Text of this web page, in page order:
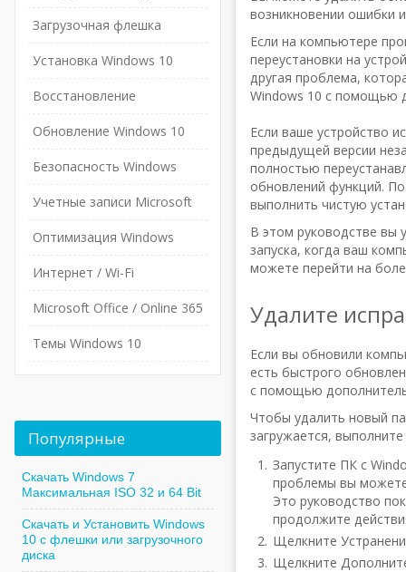
возникновении ошибки
Если на компьютере
переустановки на
другая проблема,
Windows 10 с помощью
Если ваше устройство
предыдущей версии
полностью
обновлений функций.
выполнить чистую
В этом руководстве вы
запуска, когда ваш
можете перейти на
Удалите
Если вы обновили
есть быстрого
с помощью
Чтобы удалить новый
загружается,
Запустите ПК с
проблемы вы можете
Это руководство
продолжите
Щелкните
Щелкните
Загрузочная флешка
Установка Windows 10
Восстановление
Обновление Windows 10
Безопасность Windows
Учетные записи Microsoft
Оптимизация Windows
Интернет / Wi-Fi
Microsoft Office / Online 365
Темы Windows 10
Популярные
Скачать Windows 7
Максимальная ISO 32 и 64 Bit
Скачать и Установить Windows
10 с флешки или загрузочного
диска